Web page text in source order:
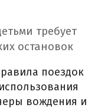
требует
остановок
поездок
вождения и